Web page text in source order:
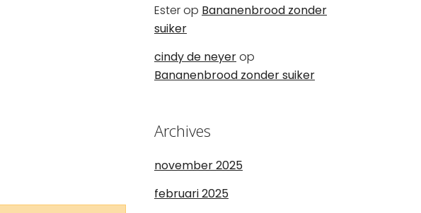
Esterop Bananenbrood zonder
suiker
cindy de neyerop
Bananenbrood zonder suiker
Archives
november 2025
februari 2025